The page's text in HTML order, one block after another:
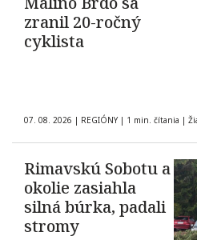
zranil 20-ročný
cyklista
07. 08. 2026 | REGIÓNY | 1 min. čítania |
Rimavskú Sobotu a
okolie zasiahla
silná búrka, padali
stromy